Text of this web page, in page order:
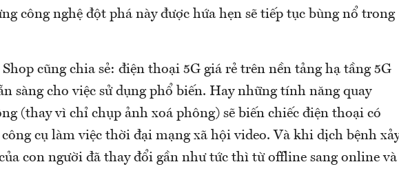
công nghệ đột phá này được hứa hẹn sẽ tiếp tục bùng nổ trong
cũng chia sẻ: điện thoại 5G giá rẻ trên nền tảng hạ tầng 5G
sàng cho việc sử dụng phổ biến. Hay những tính năng quay
(thay vì chỉ chụp ảnh xoá phông) sẽ biến chiếc điện thoại có
cụ làm việc thời đại mạng xã hội video. Và khi dịch bệnh
con người đã thay đổi gần như tức thì từ offline sang online và